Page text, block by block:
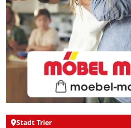
Stadt Trier